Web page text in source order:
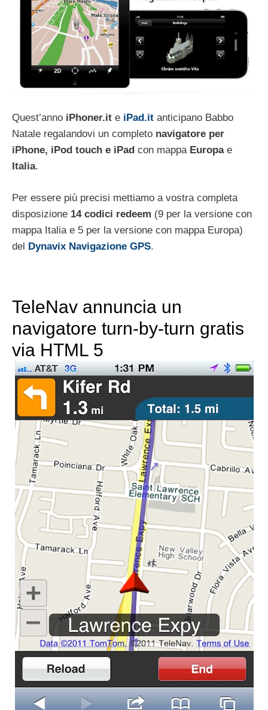
Quest’anno iPhoner.it e iPad.it anticipano Babbo
Natale regalandovi un completo navigatore per
iPhone, iPod touch e iPad con mappa Europae
Italia.
Per essere più precisi mettiamo a vostra completa
disposizione 14 codici redeem (9 per la versione con
mappa Italia e 5 per la versione con mappa Europa)
del Dynavix Navigazione GPS.
TeleNav annuncia un
navigatore turn-by-turn gratis
via HTML 5